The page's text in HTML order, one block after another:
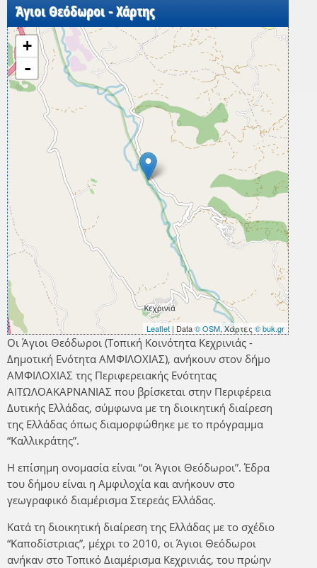
Άγιοι Θεόδωροι - Χάρτης
+
-
Leaflet | Data© OSM, Χάρτες © buk.gr
Οι Άγιοι Θεόδωροι (Τοπική Κοινότητα Κεχρινιάς -
Δημοτική Ενότητα ΑΜΦΙΛΟΧΙΑΣ), ανήκουν στον δήμο
ΑΜΦΙΛΟΧΙΑΣ της Περιφερειακής Ενότητας
ΑΙΤΩΛΟΑΚΑΡΝΑΝΙΑΣ που βρίσκεται στην Περιφέρεια
Δυτικής Ελλάδας, σύμφωνα με τη διοικητική διαίρεση
της Ελλάδας όπως διαμορφώθηκε με το πρόγραμμα
“Καλλικράτης”.
Η επίσημη ονομασία είναι “οι Άγιοι Θεόδωροι”. Έδρα
του δήμου είναι η Αμφιλοχία και ανήκουν στο
γεωγραφικό διαμέρισμα Στερεάς Ελλάδας.
Κατά τη διοικητική διαίρεση της Ελλάδας με το σχέδιο
“Καποδίστριας”, μέχρι το 2010, οι Άγιοι Θεόδωροι
ανήκαν στο Τοπικό Διαμέρισμα Κεχρινιάς, του πρώην